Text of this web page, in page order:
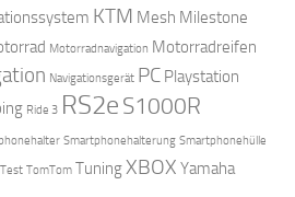
KTM Mesh Milestone
Motorradnavigation Motorradreifen
Navigationsgerät PC Playstation
Ride 3 RS2e S1000R
Smartphonehalterung Smartphonehülle
Test TomTom TuningXBOX Yamaha